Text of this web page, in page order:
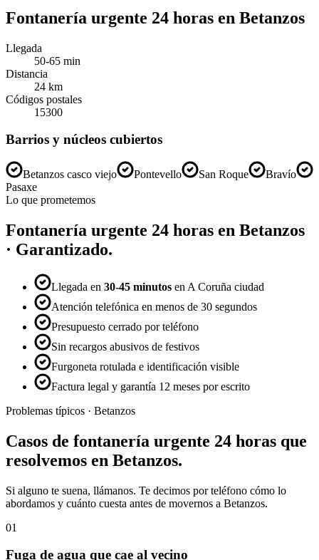
Fontanería urgente 24 horas en Betanzos
Llegada
50-65 min
Distancia
24 km
Códigos postales
15300
Barrios y núcleos cubiertos
Betanzos casco viejo Pontevello San Roque
Bravío
Pasaxe
Lo que prometemos
Fontanería urgente 24 horas en Betanzos
· Garantizado.
Llegada en 30-45 minutos en A Coruña ciudad
Atención telefónica en menos de 30 segundos
Presupuesto cerrado por teléfono
Sin recargos abusivos de festivos
Furgoneta rotulada e identificación visible
Factura legal y garantía 12 meses por escrito
Problemas típicos · Betanzos
Casos de fontanería urgente 24 horas que
resolvemos en Betanzos.
Si alguno te suena, llámanos. Te decimos por teléfono cómo lo
abordamos y cuánto cuesta antes de movernos a Betanzos.
01
Fuga de agua que cae al vecino